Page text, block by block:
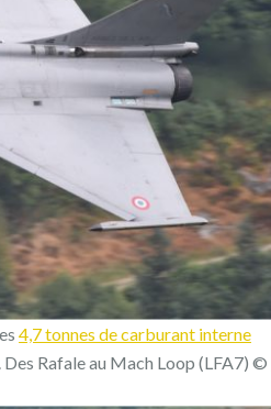
4,7 tonnes de carburant interne
Rafale au Mach Loop (LFA7) ©